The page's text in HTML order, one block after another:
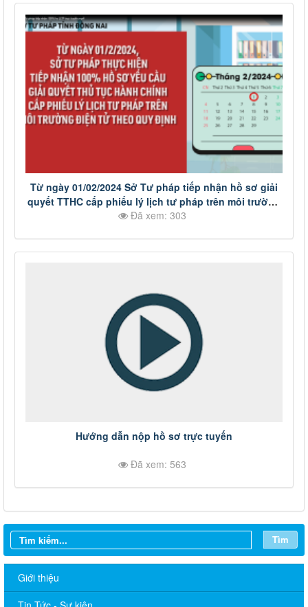
Từ ngày 01/02/2024 Sở Tư pháp tiếp nhận hồ sơ giải
quyết TTHC cấp phiếu lý lịch tư pháp trên môi trường
điện tử
Đã xem: 303
Hướng dẫn nộp hồ sơ trực tuyến
Đã xem: 563
Tìm
Giới thiệu